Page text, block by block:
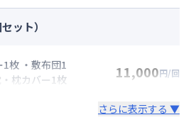
ット）
枚 ・敷布団1
枕カバー1枚
11,000円/回
さらに表示する ▼